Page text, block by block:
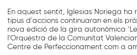
En aquest sentit, Iglesias Noriega ha
tipus d’accions continuaran en els
nova edició de la gira autonòmica
l’Orquestra de la Comunitat
Centre de Perfeccionament com a